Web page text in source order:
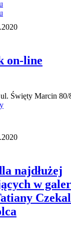
on-line
Święty Marcin 80/
najdłużej
w